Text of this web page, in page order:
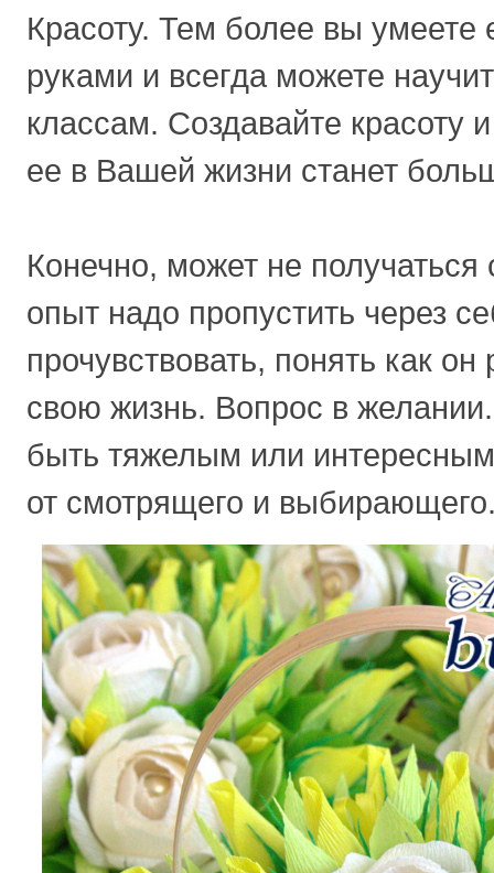
Красоту. Тем более вы умеете
руками и всегда можете
классам. Создавайте
ее в Вашей жизни станет
Конечно, может не
опыт надо пропустить через
прочувствовать, понять как он
свою жизнь. Вопрос в
быть тяжелым или
от смотрящего и